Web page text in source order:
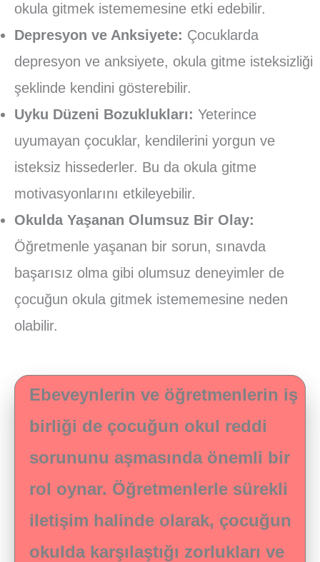
okula gitmek istememesine etki edebilir.
Depresyon ve Anksiyete: Çocuklarda
depresyon ve anksiyete, okula gitme isteksizliği
şeklinde kendini gösterebilir.
Uyku Düzeni Bozuklukları: Yeterince
uyumayan çocuklar, kendilerini yorgun ve
isteksiz hissederler. Bu da okula gitme
motivasyonlarını etkileyebilir.
Okulda Yaşanan Olumsuz Bir Olay:
Öğretmenle yaşanan bir sorun, sınavda
başarısız olma gibi olumsuz deneyimler de
çocuğun okula gitmek istememesine neden
olabilir.
Ebeveynlerin ve öğretmenlerin iş
birliği de çocuğun okul reddi
sorununu aşmasında önemli bir
rol oynar. Öğretmenlerle sürekli
iletişim halinde olarak, çocuğun
okulda karşılaştığı zorlukları ve